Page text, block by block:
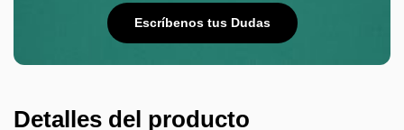
Escríbenos tus Dudas
Detalles del producto